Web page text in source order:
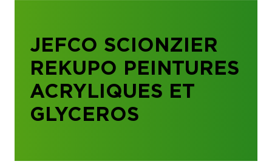
JEFCO SCIONZIER
REKUPO PEINTURES
ACRYLIQUES ET
GLYCEROS